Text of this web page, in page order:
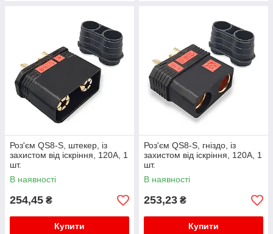
Роз'єм QS8-S, штекер, із
захистом від іскріння, 120А, 1
шт.
В наявності
254,45 ₴
Купити
Роз'єм QS8-S, гніздо, із
захистом від іскріння, 120А, 1
шт.
В наявності
253,23 ₴
Купити